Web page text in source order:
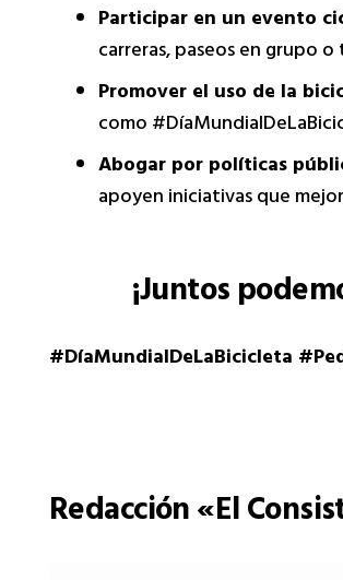
Participar en un evento
carreras, paseos en grupo
Promover el uso de la
como
Abogar por políticas
apoyen iniciativas que
¡Juntos
#DíaMundialDeLaBicicleta
Redacción «El